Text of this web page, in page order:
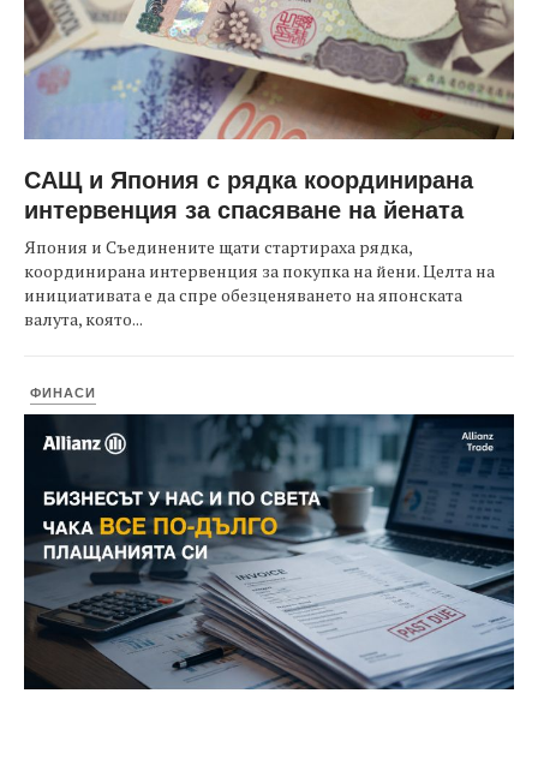
САЩ и Япония с рядка координирана
интервенция за спасяване на йената
Япония и Съединените щати стартираха рядка,
координирана интервенция за покупка на йени. Целта на
инициативата е да спре обезценяването на японската
валута, която...
ФИНАСИ